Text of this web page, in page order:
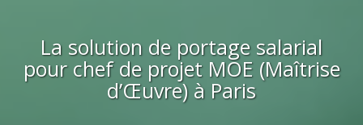
La solution de portage salarial
pour chef de projet MOE (Maîtrise
d’Œuvre)à Paris